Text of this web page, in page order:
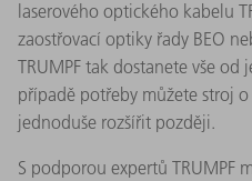
laserového optického kabelu
zaostřovací optiky řady BEO
TRUMPF tak dostanete vše
případě potřeby můžete stroj
jednoduše rozšířit později.
S podporou expertů TRUMPF